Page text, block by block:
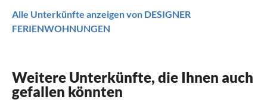
Alle Unterkünfte anzeigen von DESIGNER
FERIENWOHNUNGEN
Weitere Unterkünfte, die Ihnen auch
gefallen könnten